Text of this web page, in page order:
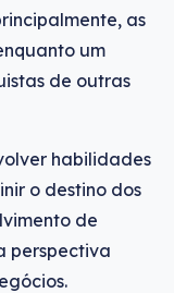
as
um
de outras
habilidades
o destino dos
de
perspectiva